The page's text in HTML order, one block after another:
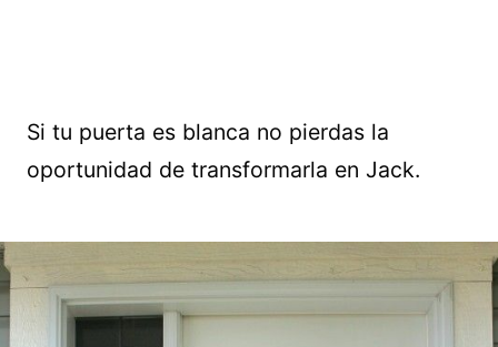
Si tu puerta es blanca no pierdas la
oportunidad de transformarla en Jack.